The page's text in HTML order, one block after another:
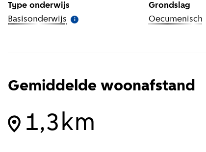
Type onderwijs
Basisonderwijs Meer informatie
i
Grondslag
Oecumenisch
Gemiddelde woonafstand
1,3km